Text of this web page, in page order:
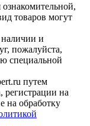
товаров могут
и
пожалуйста,
специальной
путем
регистрации на
на обработку